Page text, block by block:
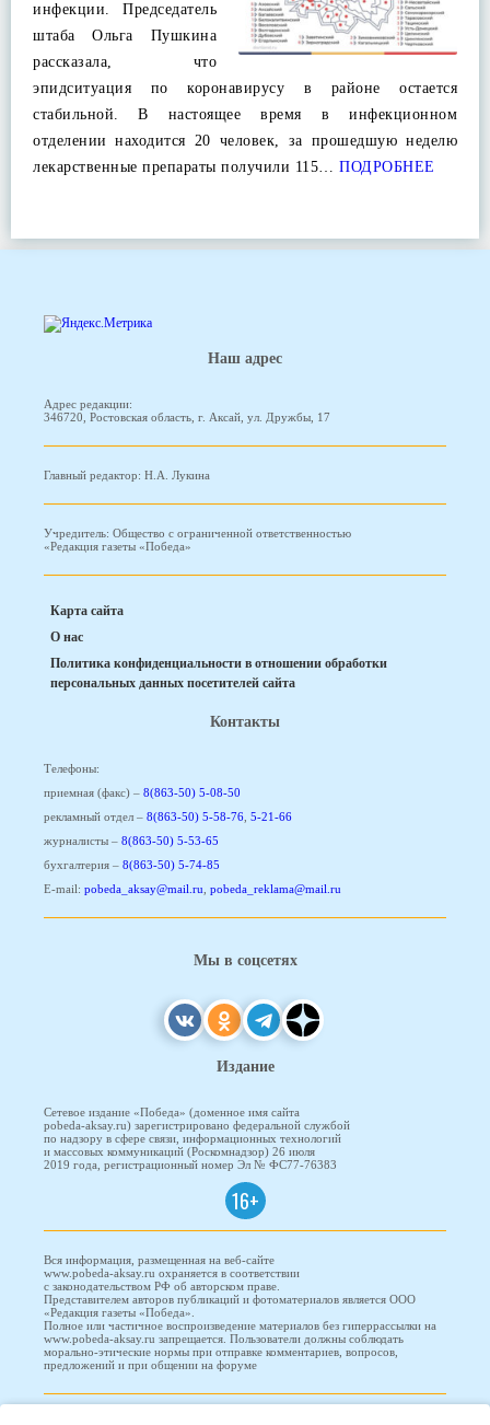
инфекции. Председатель
штаба Ольга Пушкина
рассказала, что
эпидситуация по коронавирусу в районе остается
стабильной. В настоящее время в инфекционном
отделении находится 20 человек, за прошедшую неделю
лекарственные препараты получили 115… ПОДРОБНЕЕ
Наш адрес
Адрес редакции:
346720, Ростовская область, г. Аксай, ул. Дружбы, 17
Главный редактор: Н.А. Лукина
Учредитель: Общество с ограниченной ответственностью
«Редакция газеты «Победа»
Карта сайта
О нас
Политика конфиденциальности в отношении обработки
персональных данных посетителей сайта
Контакты
Телефоны:
приемная (факс) – 8(863-50) 5-08-50
рекламный отдел – 8(863-50) 5-58-76 5-21-66
журналисты – 8(863-50) 5-53-65
бухгалтерия – 8(863-50) 5-74-85
E-mail: pobeda_aksay@mail.ru pobeda_reklama@mail.ru
Мы в соцсетях
Издание
Сетевое издание «Победа» (доменное имя сайта
pobeda-aksay.ru) зарегистрировано федеральной службой
по надзору в сфере связи, информационных технологий
и массовых коммуникаций (Роскомнадзор) 26 июля
2019 года, регистрационный номер Эл № ФС77-76383
16+
Вся информация, размещенная на веб-сайте
www.pobeda-aksay.ru охраняется в соответствии
с законодательством РФ об авторском праве.
Представителем авторов публикаций и фотоматериалов является ООО
«Редакция газеты «Победа».
Полное или частичное воспроизведение материалов без гиперрассылки на
www.pobeda-aksay.ru запрещается. Пользователи должны соблюдать
морально-этические нормы при отправке комментариев, вопросов,
предложений и при общении на форуме